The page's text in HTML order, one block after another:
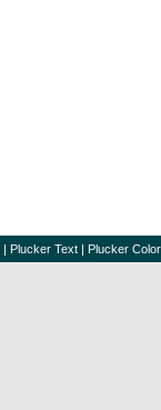
| Plucker Text | Plucker Color